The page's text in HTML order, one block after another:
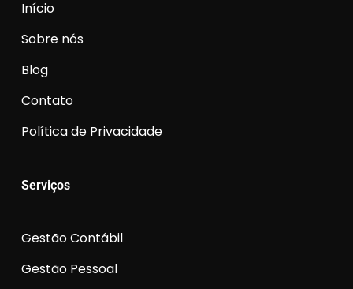
Início
Sobre nós
Blog
Contato
Política de Privacidade
Serviços
Gestão Contábil
Gestão Pessoal